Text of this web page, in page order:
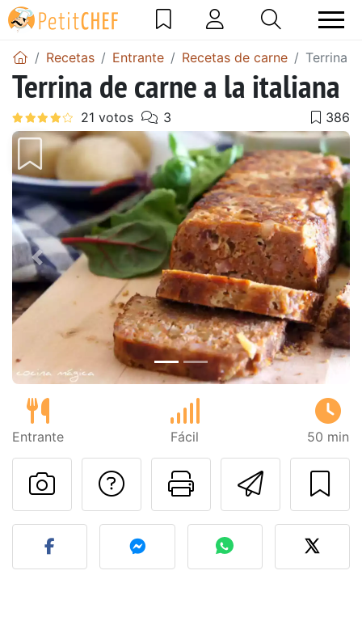
Recetas Entrante Recetas de carne Terrina
Terrina de carne a la italiana
Anterior
Entrante Fácil 50 min
Imprimir
Preguntar al autor
Publicar la foto de esta